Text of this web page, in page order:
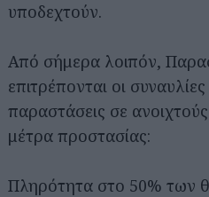
υποδεχτούν.
Από σήμερα λοιπόν,
επιτρέπονται οι
παραστάσεις σε
μέτρα προστασίας:
Πληρότητα στο 50% των